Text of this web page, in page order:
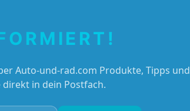
Auto-und-rad.com Produkte, Tipps und
in dein Postfach.